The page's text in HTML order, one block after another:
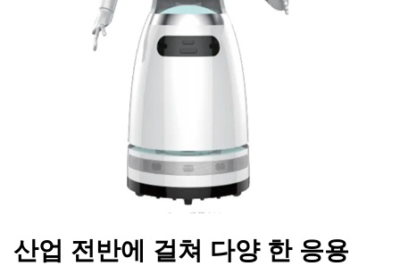
산업 전반에 걸쳐 다양 한 응용